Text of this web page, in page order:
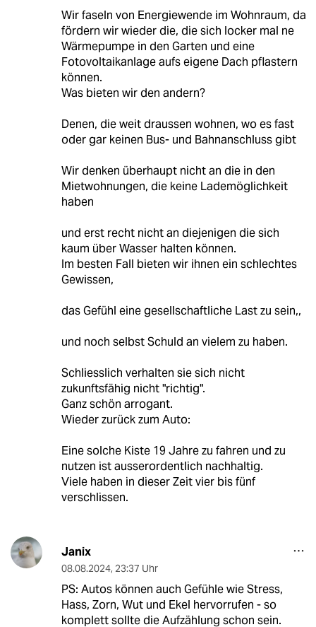
Wir faseln von Energiewende im Wohnraum, da
fördern wir wieder die, die sich locker mal ne
Wärmepumpe in den Garten und eine
Fotovoltaikanlage aufs eigene Dach pflastern
können.
Was bieten wir den andern?
Denen, die weit draussen wohnen, wo es fast
oder gar keinen Bus- und Bahnanschluss gibt
Wir denken überhaupt nicht an die in den
Mietwohnungen, die keine Lademöglichkeit
haben
und erst recht nicht an diejenigen die sich
kaum über Wasser halten können.
Im besten Fall bieten wir ihnen ein schlechtes
Gewissen,
das Gefühl eine gesellschaftliche Last zu sein,,
und noch selbst Schuld an vielem zu haben.
Schliesslich verhalten sie sich nicht
zukunftsfähig nicht "richtig".
Ganz schön arrogant.
Wieder zurück zum Auto:
Eine solche Kiste 19 Jahre zu fahren und zu
nutzen ist ausserordentlich nachhaltig.
Viele haben in dieser Zeit vier bis fünf
verschlissen.
Janix
08.08.2024, 23:37 Uhr
PS: Autos können auch Gefühle wie Stress,
Hass, Zorn, Wut und Ekel hervorrufen - so
komplett sollte die Aufzählung schon sein.